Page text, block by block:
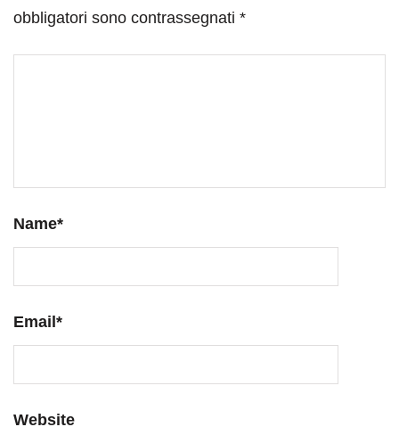
obbligatori sono contrassegnati *
Name*
Email*
Website